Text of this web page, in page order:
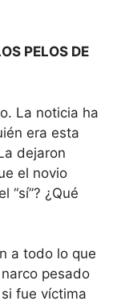
PELOS DE
La noticia ha
era esta
dejaron
el novio
“sí”? ¿Qué
a todo lo que
pesado
fue víctima